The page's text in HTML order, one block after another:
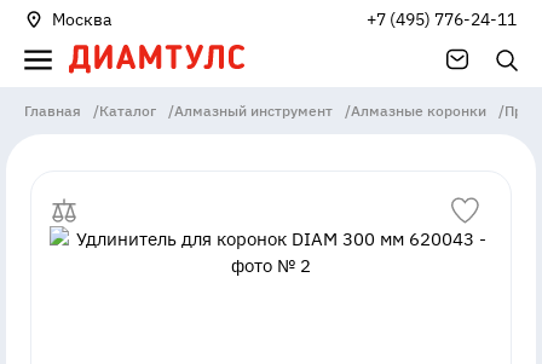
Москва +7 (495) 776-24-11
Главная /Каталог /Алмазный инструмент /Алмазные коронки /